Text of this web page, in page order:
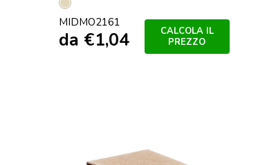
Beige
MIDMO2161
da €1,04
CALCOLA IL
PREZZO